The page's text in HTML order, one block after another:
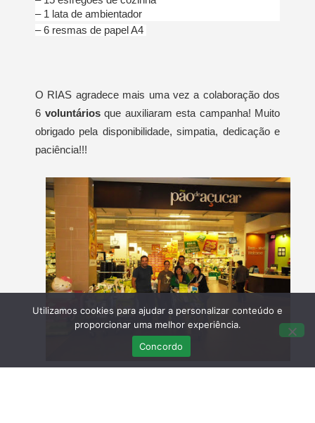
– 1 lata de ambientador
– 6 resmas de papel A4
O RIAS agradece mais uma vez a colaboração dos
6 voluntários que auxiliaram esta campanha! Muito
obrigado pela disponibilidade, simpatia, dedicação e
paciência!!!
Utilizamos cookies para ajudar a personalizar conteúdo e
proporcionar uma melhor experiência.
Concordo